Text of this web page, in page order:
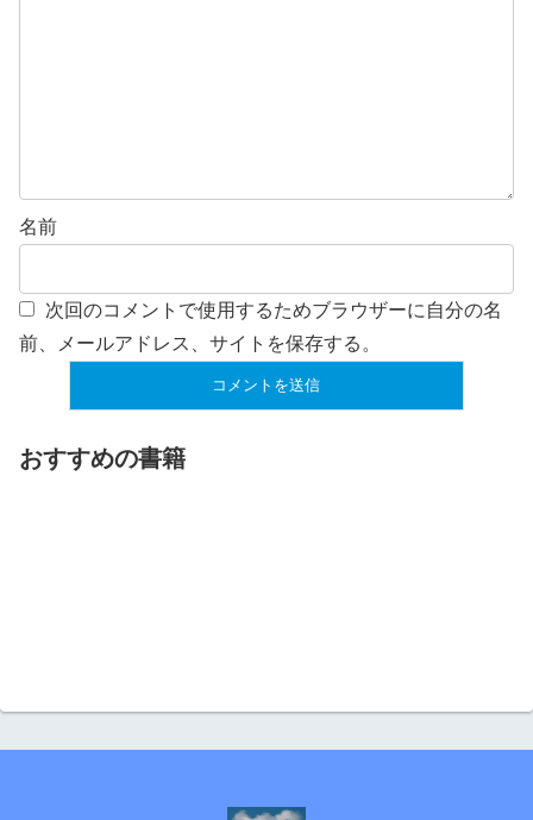
名前
次回のコメントで使用するためブラウザーに自分の名
前、メールアドレス、サイトを保存する。
おすすめの書籍